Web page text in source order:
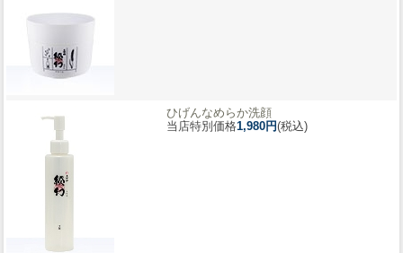
ひげんなめらか洗顔
当店特別価格1,980円(税込)